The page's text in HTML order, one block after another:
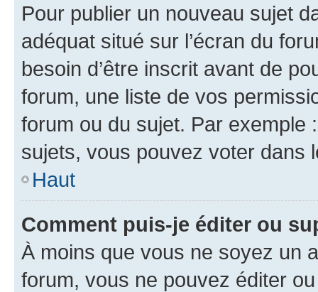
Pour publier un nouveau sujet
adéquat situé sur l’écran du
besoin d’être inscrit avant de
forum, une liste de vos
forum ou du sujet. Par exemple
sujets, vous pouvez voter dans
Haut
Comment puis-je éditer ou
À moins que vous ne soyez un
forum, vous ne pouvez éditer